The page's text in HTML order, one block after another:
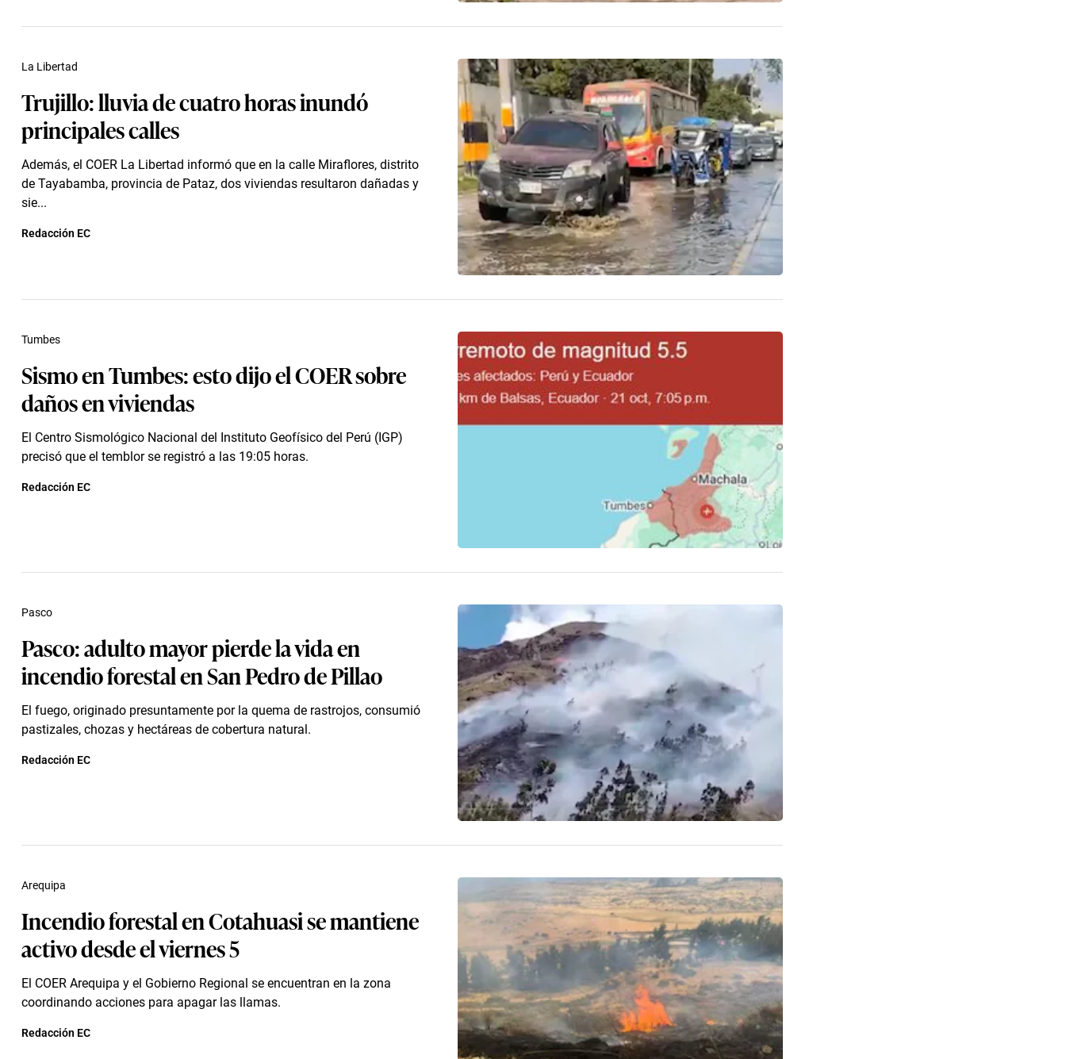
Trujillo: lluvia de cuatro horas inundó
principales calles
Además, el COER La Libertad informó que en la calle Miraflores, distrito
de Tayabamba, provincia de Pataz, dos viviendas resultaron dañadas y
sie...
La Libertad
Redacción EC
Sismo en Tumbes: esto dijo el COER sobre
daños en viviendas
El Centro Sismológico Nacional del Instituto Geofísico del Perú (IGP)
precisó que el temblor se registró a las 19:05 horas.
Tumbes
Redacción EC
Pasco: adulto mayor pierde la vida en
incendio forestal en San Pedro de Pillao
El fuego, originado presuntamente por la quema de rastrojos, consumió
pastizales, chozas y hectáreas de cobertura natural.
Pasco
Redacción EC
Incendio forestal en Cotahuasi se mantiene
activo desde el viernes 5
El COER Arequipa y el Gobierno Regional se encuentran en la zona
coordinando acciones para apagar las llamas.
Arequipa
Redacción EC